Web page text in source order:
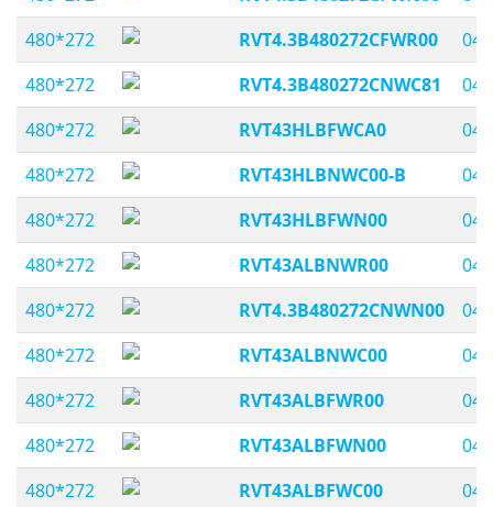
480*272
RVT4.3B480272CFWR00
480*272
RVT4.3B480272CNWC81
480*272
RVT43HLBFWCA0
480*272
RVT43HLBNWC00-B
480*272
RVT43HLBFWN00
480*272
RVT43ALBNWR00
480*272
RVT4.3B480272CNWN00
480*272
RVT43ALBNWC00
480*272
RVT43ALBFWR00
480*272
RVT43ALBFWN00
480*272
RVT43ALBFWC00